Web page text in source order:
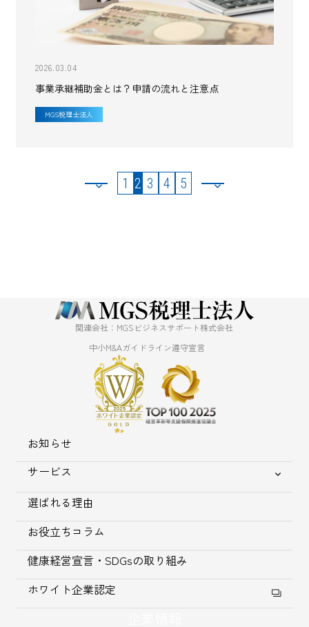
事業承継補助金とは？申請の流れと注意点
2026.03.04
MGS税理士法人
1 2 3 4 5
関連会社：MGSビジネスサポート株式会社
中小M&Aガイドライン遵守宣言
お知らせ
サービス
選ばれる理由
お役立ちコラム
健康経営宣言・SDGsの取り組み
ホワイト企業認定